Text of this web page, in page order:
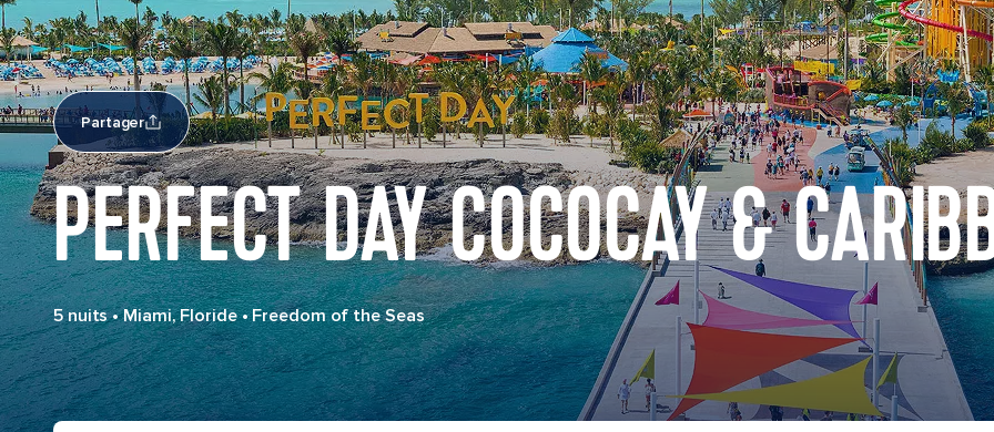
Partager
PERFECT DAY COCOCAY &
5 nuits•Miami, Floride•Freedom of the Seas